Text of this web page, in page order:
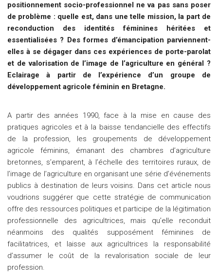
positionnement socio-professionnel ne va pas sans poser
de problème : quelle est, dans une telle mission, la part de
reconduction des identités féminines héritées et
essentialisées ? Des formes d’émancipation parviennent-
elles à se dégager dans ces expériences de porte-parolat
et de valorisation de l’image de l’agriculture en général ?
Eclairage à partir de l’expérience d’un groupe de
développement agricole féminin en Bretagne.
A partir des années 1990, face à la mise en cause des
pratiques agricoles et à la baisse tendancielle des effectifs
de la profession, les groupements de développement
agricole féminins, émanant des chambres d’agriculture
bretonnes, s’emparent, à l’échelle des territoires ruraux, de
l’image de l’agriculture en organisant une série d’événements
publics à destination de leurs voisins. Dans cet article nous
voudrions suggérer que cette stratégie de communication
offre des ressources politiques et participe de la légitimation
professionnelle des agricultrices, mais qu’elle reconduit
néanmoins des qualités supposément féminines de
facilitatrices, et laisse aux agricultrices la responsabilité
d’assumer le coût de la revalorisation sociale de leur
profession.